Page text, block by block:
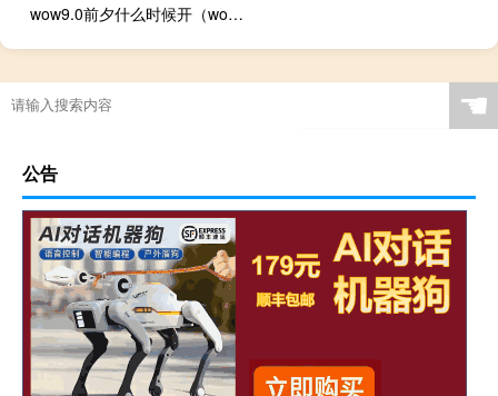
wow9.0前夕什么时候开（wow9.0前夕开放时间详情）
☚
公告